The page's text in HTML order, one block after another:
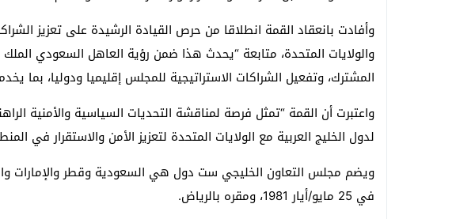
وأفادت بانعقاد القمة انطلاقا من حرص القيادة الرشيدة على تعزيز
والولايات المتحدة، متابعة “يحدث هذا ضمن رؤية العاهل السعودي الملك
المشترك، وتفعيل الشراكات الاستراتيجية للمجلس إقليميا ودوليا، بما
واعتبرت أن القمة “تمثل فرصة لمناقشة التحديات السياسية والأمنية
لدول الخليج العربية مع الولايات المتحدة لتعزيز الأمن والاستقرار في
ويضم مجلس التعاون الخليجي ست دول هي السعودية وقطر والإمارات
في 25 مايو/أيار 1981، ومقره بالرياض.